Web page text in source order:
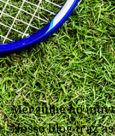
Mergulhe no
Nosso blog traz